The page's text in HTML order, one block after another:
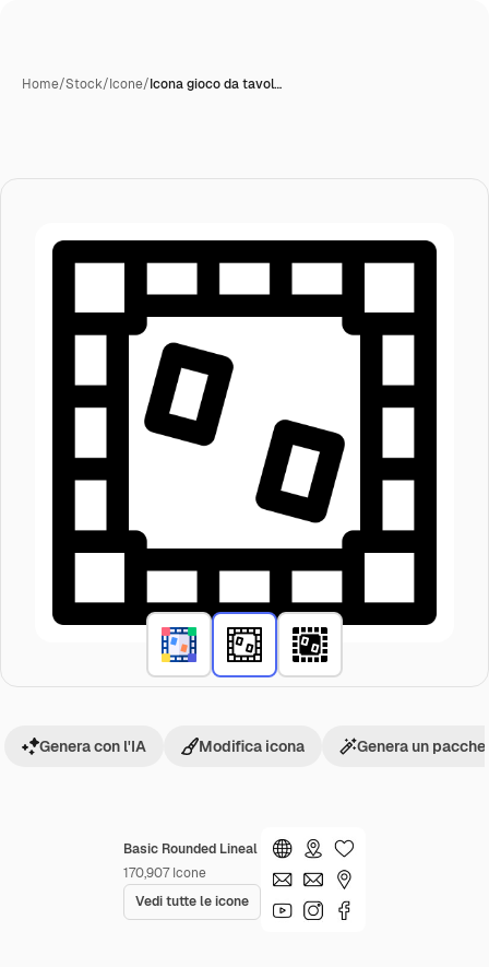
Home/Stock/Icone/Icona gioco da tavol…
Basic Rounded Lineal
170,907 Icone
Vedi tutte le icone
Genera con l'IA Modifica icona Genera un